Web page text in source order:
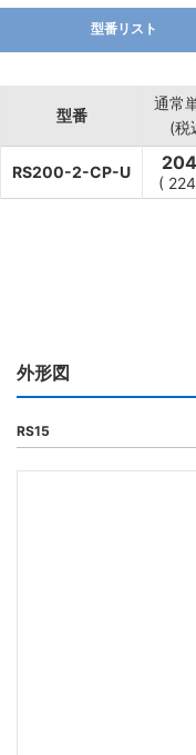
型番リスト
型番
通常
(税
RS200-2-CP-U
(
外形図
RS15